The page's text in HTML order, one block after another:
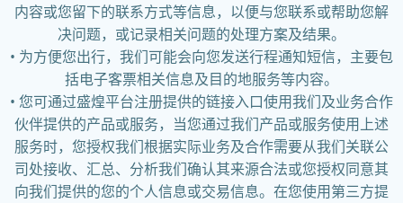
内容或您留下的联系方式等信息，以便与您联系或帮助您解
决问题，或记录相关问题的处理方案及结果。
• 为方便您出行，我们可能会向您发送行程通知短信，主要包
括电子客票相关信息及目的地服务等内容。
• 您可通过盛煌平台注册提供的链接入口使用我们及业务合作
伙伴提供的产品或服务，当您通过我们产品或服务使用上述
服务时，您授权我们根据实际业务及合作需要从我们关联公
司处接收、汇总、分析我们确认其来源合法或您授权同意其
向我们提供的您的个人信息或交易信息。在您使用第三方提